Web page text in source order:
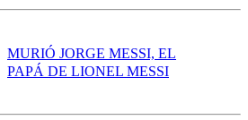
MURIÓ JORGE MESSI, EL
PAPÁ DE LIONEL MESSI